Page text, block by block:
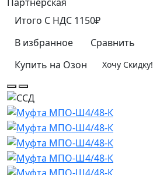
Итого C НДС 1150₽
В избранное
Сравнить
Купить на Озон
Хочу Скидку!